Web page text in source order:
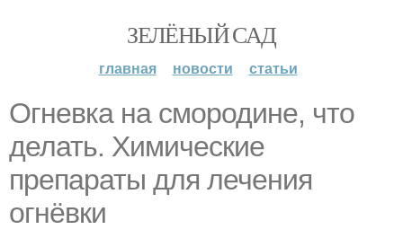
ЗЕЛЁНЫЙ САД
главная новости статьи
Огневка на смородине, что
делать. Химические
препараты для лечения
огнёвки